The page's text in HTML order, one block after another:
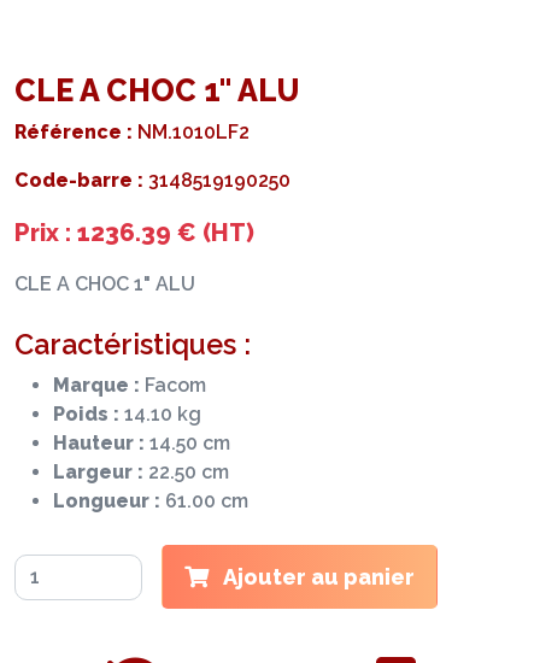
CLE A CHOC 1" ALU
Référence : NM.1010LF2
Code-barre : 3148519190250
Prix : 1236.39 € (HT)
CLE A CHOC 1" ALU
Caractéristiques :
Marque : Facom
Poids : 14.10 kg
Hauteur : 14.50 cm
Largeur : 22.50 cm
Longueur : 61.00 cm
Ajouter au panier